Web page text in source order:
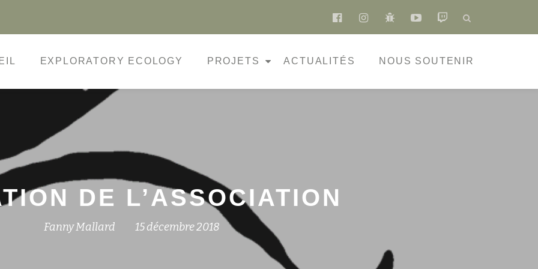
fa-
facebook-
fa-
instagram
fa-
bug
fa-
youtube-
fa-
twitch
EXPLORATORY ECOLOGY PROJETS ACTUALITÉS NOUS SOUTENIR
DE L’ASSOCIATION
Fanny Mallard 15 décembre 2018